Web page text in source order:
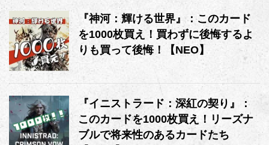
『神河：輝ける世界』：このカード
を1000枚買え！買わずに後悔するよ
りも買って後悔！【NEO】
『イニストラード：深紅の契り』：
このカードを1000枚買え！リーズナ
ブルで将来性のあるカードたち